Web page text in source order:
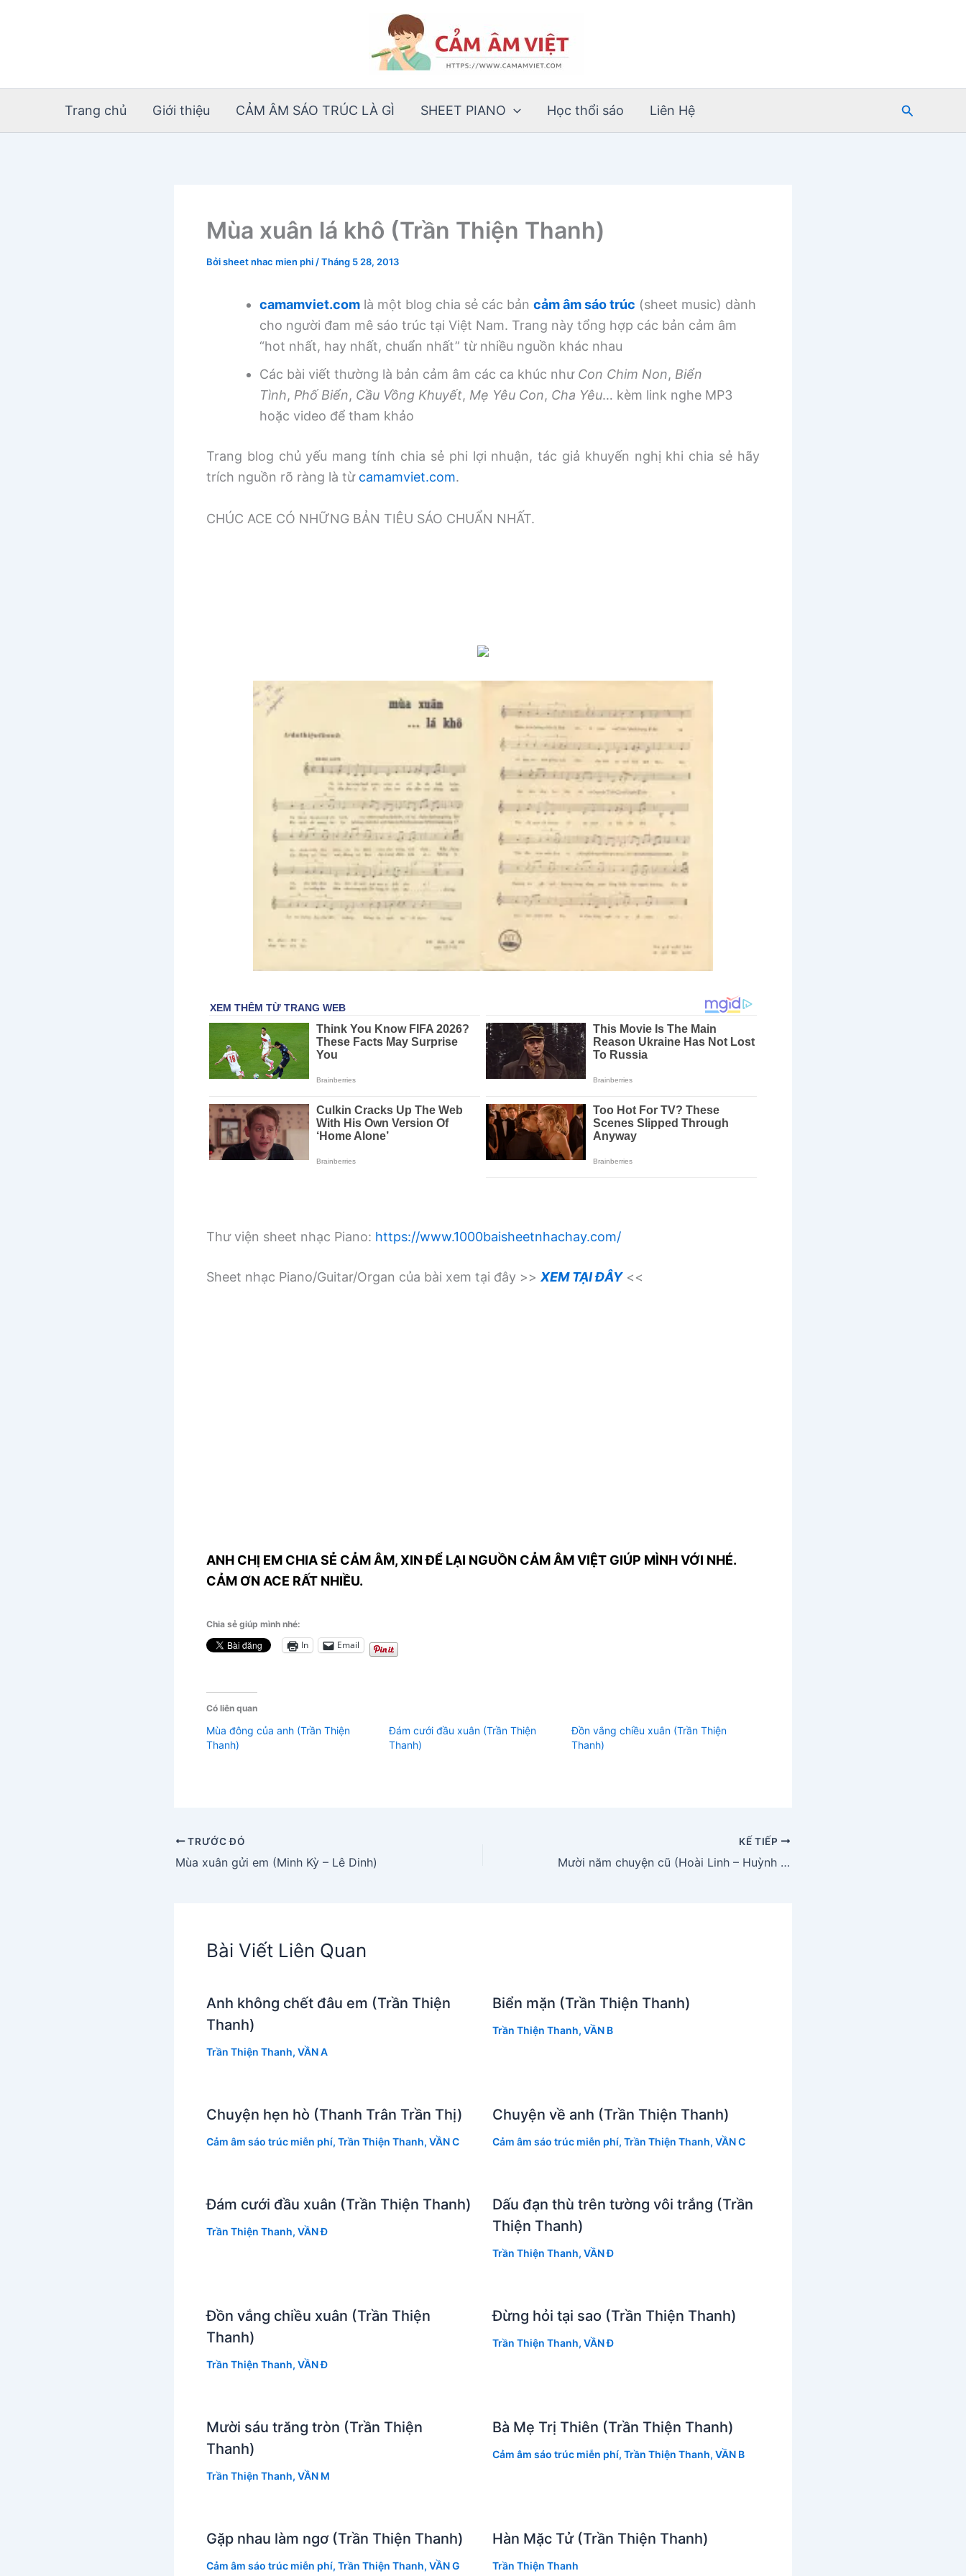
Trang chủ Giới thiệu CẢM ÂM SÁO TRÚC LÀ GÌ SHEET PIANO Học thổi sáo Liên Hệ
Tìm
Mùa xuân lá khô (Trần Thiện Thanh)
Bởisheet nhac mien phi /Tháng 5 28, 2013
camamviet.com là một blog chia sẻ các bản cảm âm sáo trúc (sheet music) dành
cho người đam mê sáo trúc tại Việt Nam. Trang này tổng hợp các bản cảm âm
“hot nhất, hay nhất, chuẩn nhất” từ nhiều nguồn khác nhau
Các bài viết thường là bản cảm âm các ca khúc như Con Chim Non, Biển
Tình, Phố Biển, Cầu Vồng Khuyết, Mẹ Yêu Con, Cha Yêu… kèm link nghe MP3
hoặc video để tham khảo
Trang blog chủ yếu mang tính chia sẻ phi lợi nhuận, tác giả khuyến nghị khi chia sẻ hãy
trích nguồn rõ ràng là từ camamviet.com.
CHÚC ACE CÓ NHỮNG BẢN TIÊU SÁO CHUẨN NHẤT.
Thư viện sheet nhạc Piano: https://www.1000baisheetnhachay.com/
Sheet nhạc Piano/Guitar/Organ của bài xem tại đây >> XEM TẠI ĐÂY<<
ANH CHỊ EM CHIA SẺ CẢM ÂM, XIN ĐỂ LẠI NGUỒN CẢM ÂM VIỆT GIÚP MÌNH VỚI NHÉ.
CẢM ƠN ACE RẤT NHIỀU.
Chia sẻ giúp mình nhé:
In Email
Có liên quan
Mùa đông của anh (Trần Thiện
Thanh)
Đám cưới đầu xuân (Trần Thiện
Thanh)
Đồn vắng chiều xuân (Trần Thiện
Thanh)
TRƯỚC ĐÓ
Mùa xuân gửi em (Minh Kỳ – Lê Dinh)
KẾ TIẾP
Mười năm chuyện cũ (Hoài Linh – Huỳnh Lâm)
Bài Viết Liên Quan
Anh không chết đâu em (Trần Thiện
Thanh)
Trần Thiện Thanh, VẦN A
Biển mặn (Trần Thiện Thanh)
Trần Thiện Thanh, VẦN B
Chuyện hẹn hò (Thanh Trân Trần Thị)
Cảm âm sáo trúc miễn phí, Trần Thiện Thanh, VẦN C
Chuyện về anh (Trần Thiện Thanh)
Cảm âm sáo trúc miễn phí, Trần Thiện Thanh, VẦN C
Đám cưới đầu xuân (Trần Thiện Thanh)
Trần Thiện Thanh, VẦN Đ
Dấu đạn thù trên tường vôi trắng (Trần
Thiện Thanh)
Trần Thiện Thanh, VẦN Đ
Đồn vắng chiều xuân (Trần Thiện
Thanh)
Trần Thiện Thanh, VẦN Đ
Đừng hỏi tại sao (Trần Thiện Thanh)
Trần Thiện Thanh, VẦN Đ
Mười sáu trăng tròn (Trần Thiện
Thanh)
Trần Thiện Thanh, VẦN M
Bà Mẹ Trị Thiên (Trần Thiện Thanh)
Cảm âm sáo trúc miễn phí, Trần Thiện Thanh, VẦN B
Gặp nhau làm ngơ (Trần Thiện Thanh)
Cảm âm sáo trúc miễn phí, Trần Thiện Thanh, VẦN G
Hàn Mặc Tử (Trần Thiện Thanh)
Trần Thiện Thanh